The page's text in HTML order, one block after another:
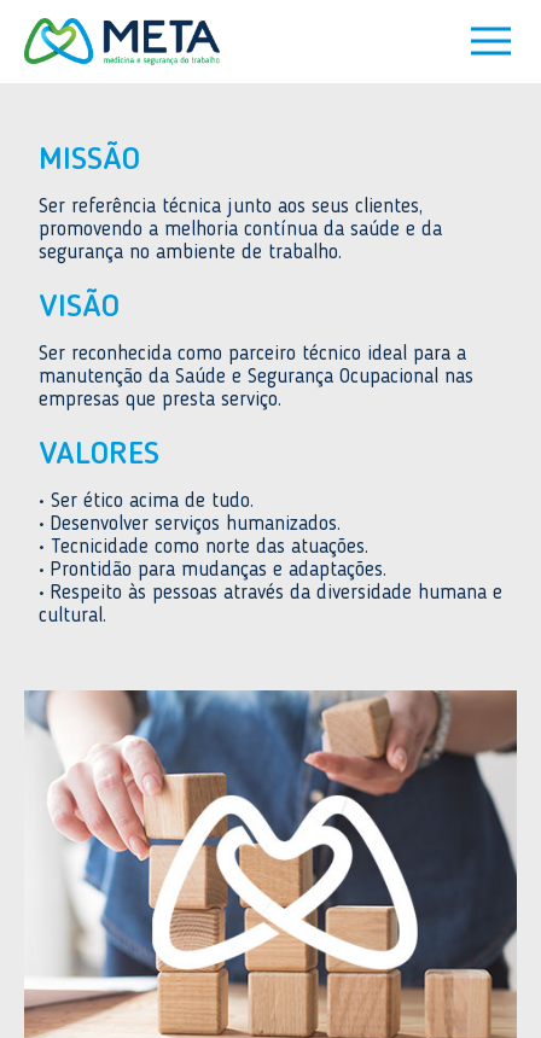
MISSÃO
Ser referência técnica junto aos seus clientes,
promovendo a melhoria contínua da saúde e da
segurança no ambiente de trabalho.
VISÃO
Ser reconhecida como parceiro técnico ideal para a
manutenção da Saúde e Segurança Ocupacional nas
empresas que presta serviço.
VALORES
• Ser ético acima de tudo.
• Desenvolver serviços humanizados.
• Tecnicidade como norte das atuações.
• Prontidão para mudanças e adaptações.
• Respeito às pessoas através da diversidade humana e
cultural.